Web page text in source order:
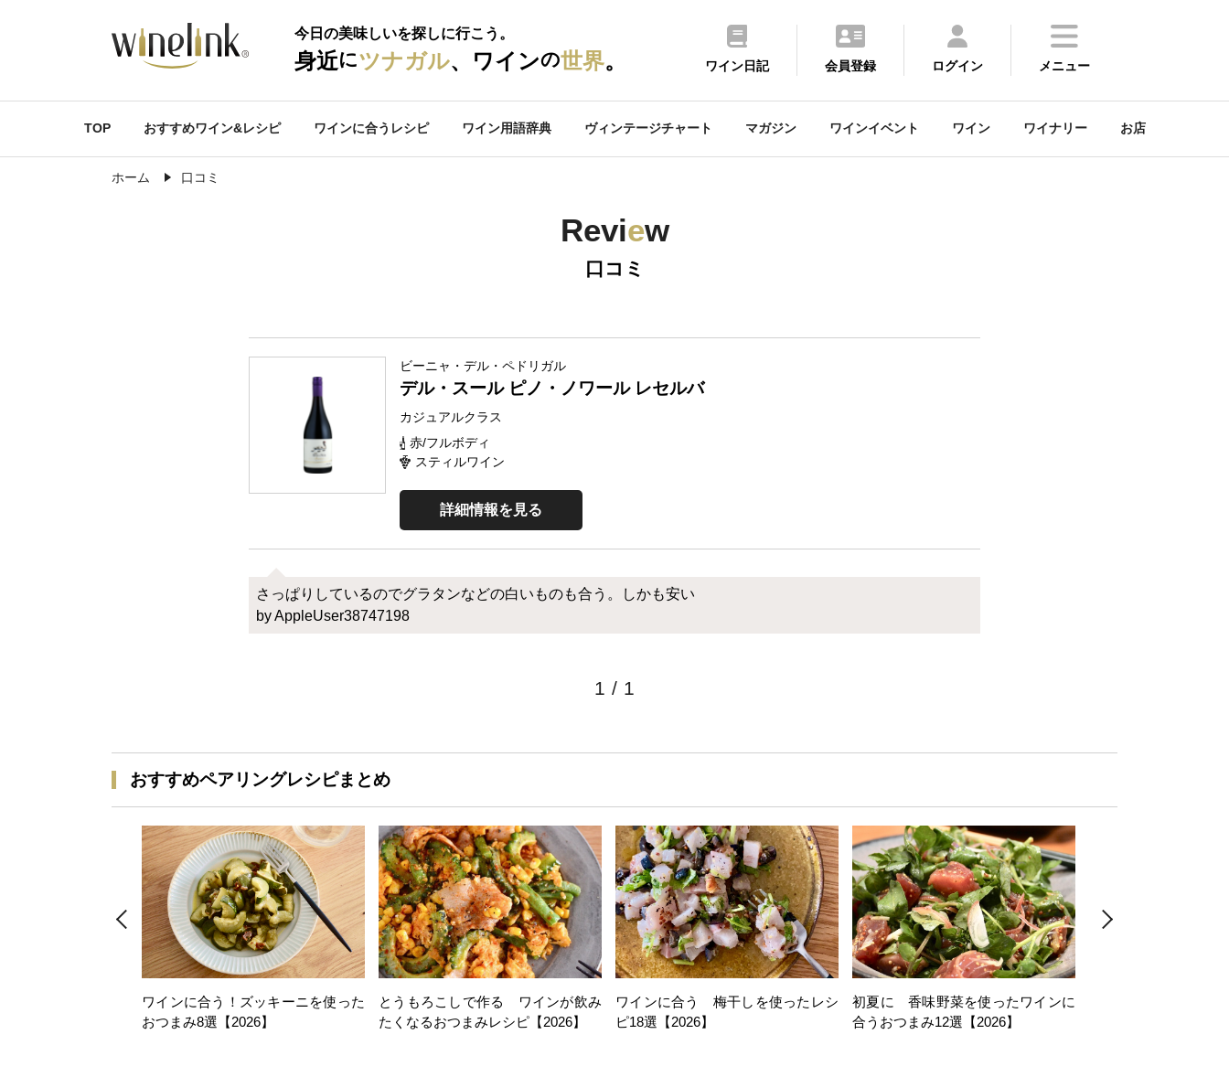
今日の美味しいを探しに行こう。
身近にツナガル、ワインの世界。 ワイン日記 会員登録 ログイン メニュー
TOP おすすめワイン&レシピ ワインに合うレシピ ワイン用語辞典 ヴィンテージチャート マガジン ワインイベント ワイン ワイナリー お店
ホーム 口コミ
Review
口コミ
ビーニャ・デル・ペドリガル
デル・スール ピノ・ノワール レセルバ
カジュアルクラス
赤/フルボディ
スティルワイン
詳細情報を見る
さっぱりしているのでグラタンなどの白いものも合う。しかも安い
by AppleUser38747198
1 / 1
おすすめペアリングレシピまとめ
ワインに合う！ズッキーニを使った
おつまみ8選【2026】
とうもろこしで作る ワインが飲み
たくなるおつまみレシピ【2026】
ワインに合う 梅干しを使ったレシ
ピ18選【2026】
初夏に 香味野菜を使ったワインに
合うおつまみ12選【2026】